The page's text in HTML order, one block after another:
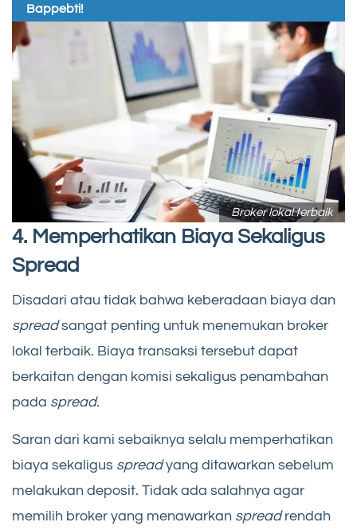
Bappebti!
Broker lokal terbaik
4. Memperhatikan Biaya Sekaligus
Spread
Disadari atau tidak bahwa keberadaan biaya dan
spreadsangat penting untuk menemukan broker
lokal terbaik. Biaya transaksi tersebut dapat
berkaitan dengan komisi sekaligus penambahan
pada spread.
Saran dari kami sebaiknya selalu memperhatikan
biaya sekaligus spreadyang ditawarkan sebelum
melakukan deposit. Tidak ada salahnya agar
memilih broker yang menawarkan spreadrendah